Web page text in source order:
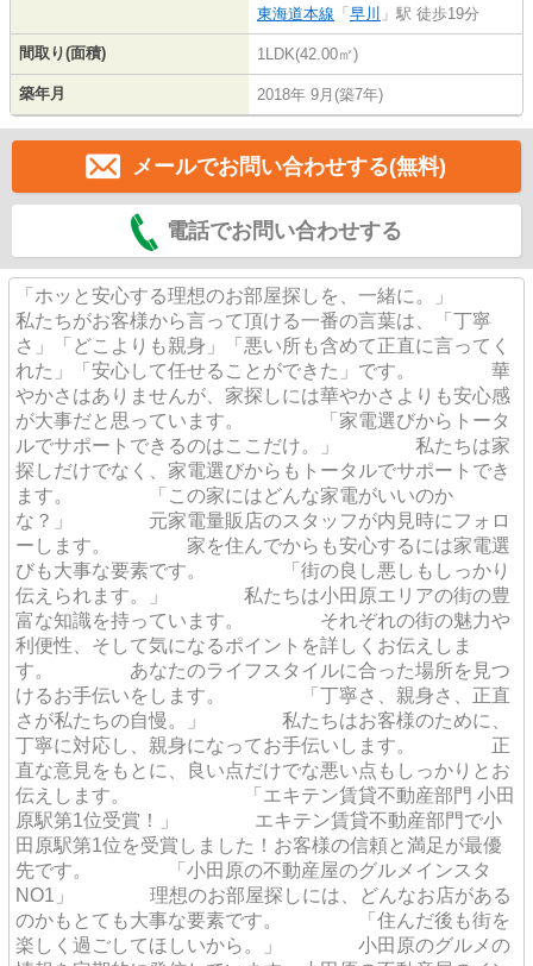
東海道本線 「 早川 」駅 徒歩19分
間取り(面積) 1LDK(42.00㎡)
築年月 2018年 9月(築7年)
メールでお問い合わせする(無料)
電話でお問い合わせする
「ホッと安心する理想のお部屋探しを、一緒に。」
私たちがお客様から言って頂ける一番の言葉は、「丁寧
さ」「どこよりも親身」「悪い所も含めて正直に言ってく
れた」「安心して任せることができた」です。 華
やかさはありませんが、家探しには華やかさよりも安心感
が大事だと思っています。 「家電選びからトータ
ルでサポートできるのはここだけ。」 私たちは家
探しだけでなく、家電選びからもトータルでサポートでき
ます。 「この家にはどんな家電がいいのか
な？」 元家電量販店のスタッフが内見時にフォロ
ーします。 家を住んでからも安心するには家電選
びも大事な要素です。 「街の良し悪しもしっかり
伝えられます。」 私たちは小田原エリアの街の豊
富な知識を持っています。 それぞれの街の魅力や
利便性、そして気になるポイントを詳しくお伝えしま
す。 あなたのライフスタイルに合った場所を見つ
けるお手伝いをします。 「丁寧さ、親身さ、正直
さが私たちの自慢。」 私たちはお客様のために、
丁寧に対応し、親身になってお手伝いします。 正
直な意見をもとに、良い点だけでな悪い点もしっかりとお
伝えします。 「エキテン賃貸不動産部門 小田
原駅第1位受賞！」 エキテン賃貸不動産部門で小
田原駅第1位を受賞しました！お客様の信頼と満足が最優
先です。 「小田原の不動産屋のグルメインスタ
NO1」 理想のお部屋探しには、どんなお店がある
のかもとても大事な要素です。 「住んだ後も街を
楽しく過ごしてほしいから。」 小田原のグルメの